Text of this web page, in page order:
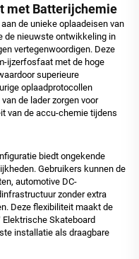
met Batterijchemie
de unieke oplaadeisen van
de nieuwste ontwikkeling in
vertegenwoordigen. Deze
ijzerfosfaat met de hoge
superieure
oplaadprotocollen
de lader zorgen voor
van de accu-chemie tijdens
biedt ongekende
Gebruikers kunnen de
automotive DC-
zonder extra
Deze flexibiliteit maakt de
Elektrische Skateboard
installatie als draagbare